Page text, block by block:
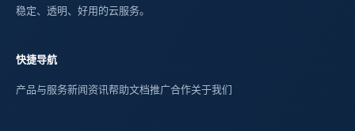
稳定、透明、好用的云服务。
快捷导航
产品与服务新闻资讯帮助文档推广合作关于我们